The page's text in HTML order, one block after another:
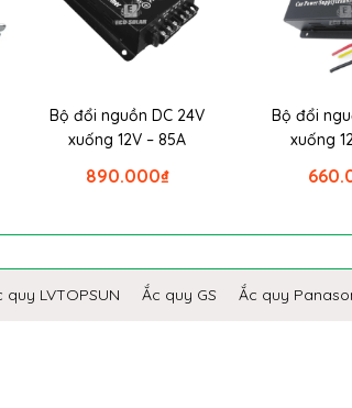
Bộ đổi nguồn DC 24V
xuống 12V – 85A
₫
890.000
Bộ đổi
xuống
quy LVTOPSUN Ắc quy GS Ắc quy